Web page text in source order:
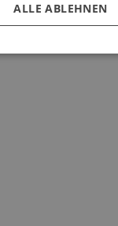
ALLE ABLEHNEN